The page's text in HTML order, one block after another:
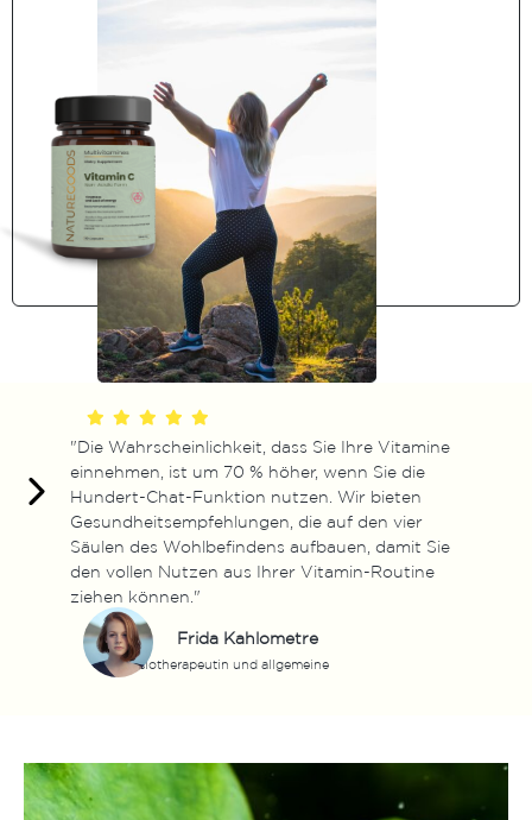
"Die Wahrscheinlichkeit, dass Sie Ihre Vitamine
einnehmen, ist um 70 % höher, wenn Sie die
Hundert-Chat-Funktion nutzen. Wir bieten
Gesundheitsempfehlungen, die auf den vier
Säulen des Wohlbefindens aufbauen, damit Sie
den vollen Nutzen aus Ihrer Vitamin-Routine
ziehen können."
Frida Kahlometre
Physiotherapeutin und allgemeine